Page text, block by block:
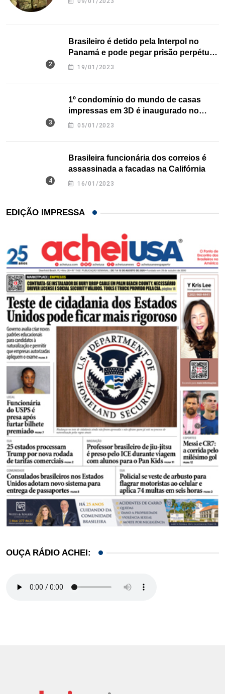
Brasileiro é detido pela Interpol no
Panamá e pode pegar prisão perpétua
nos EUA
19/01/2023
1º condomínio do mundo de casas
impressas em 3D é inaugurado no
Texas
05/01/2023
Brasileira funcionária dos correios é
assassinada a facadas na Califórnia
16/01/2023
EDIÇÃO IMPRESSA
OUÇA RÁDIO ACHEI: